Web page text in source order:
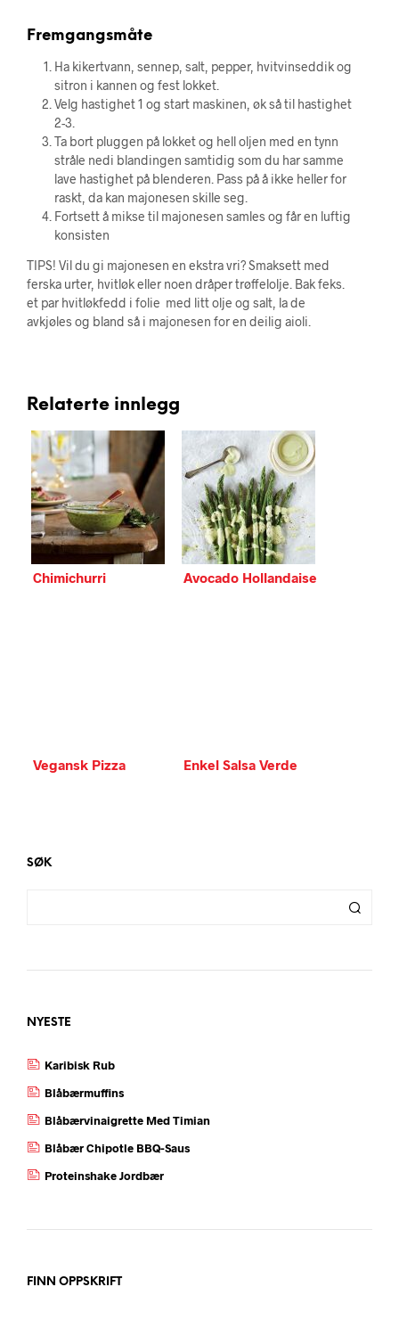
Fremgangsmåte
Ha kikertvann, sennep, salt, pepper, hvitvinseddik og
sitron i kannen og fest lokket.
Velg hastighet 1 og start maskinen, øk så til hastighet
2-3.
Ta bort pluggen på lokket og hell oljen med en tynn
stråle nedi blandingen samtidig som du har samme
lave hastighet på blenderen. Pass på å ikke heller for
raskt, da kan majonesen skille seg.
Fortsett å mikse til majonesen samles og får en luftig
konsisten
TIPS! Vil du gi majonesen en ekstra vri? Smaksett med
ferska urter, hvitløk eller noen dråper trøffelolje. Bak feks.
et par hvitløkfedd i folie med litt olje og salt, la de
avkjøles og bland så i majonesen for en deilig aioli.
Relaterte innlegg
Chimichurri Avocado Hollandaise
Vegansk Pizza Enkel Salsa Verde
SØK
NYESTE
Karibisk Rub
Blåbærmuffins
Blåbærvinaigrette Med Timian
Blåbær Chipotle BBQ-Saus
Proteinshake Jordbær
FINN OPPSKRIFT